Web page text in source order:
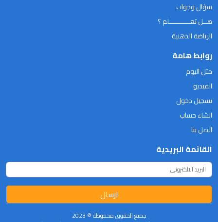
سؤال وجواب
هــل تعـــــــــــلم ؟
الرياضة الذهنية
روابط هامة
مثل اليوم
الفيديو
تسجيل دخول
انشاء حساب
اتصل بنا
القائمة البريدية
ارسال
جميع الحقوق محفوظة © 2023